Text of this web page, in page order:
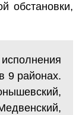
обстановки,
9 районах.